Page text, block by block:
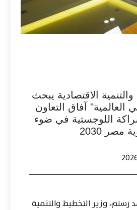
الاقتصادية يبحث
العالمية" آفاق التعاون
اللوجستية في ضوء
مصر 2030
رستم، وزير التخطيط والتنمية